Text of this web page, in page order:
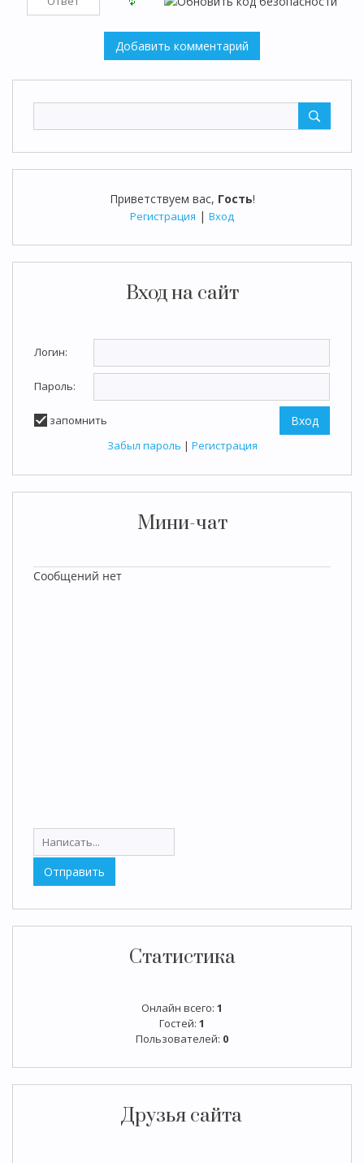
Приветствуем вас, Гость!
Регистрация | Вход
Вход на сайт
Логин:
Пароль:
запомнить
Забыл пароль | Регистрация
Мини-чат
Статистика
Онлайн всего: 1
Гостей: 1
Пользователей: 0
Друзья сайта